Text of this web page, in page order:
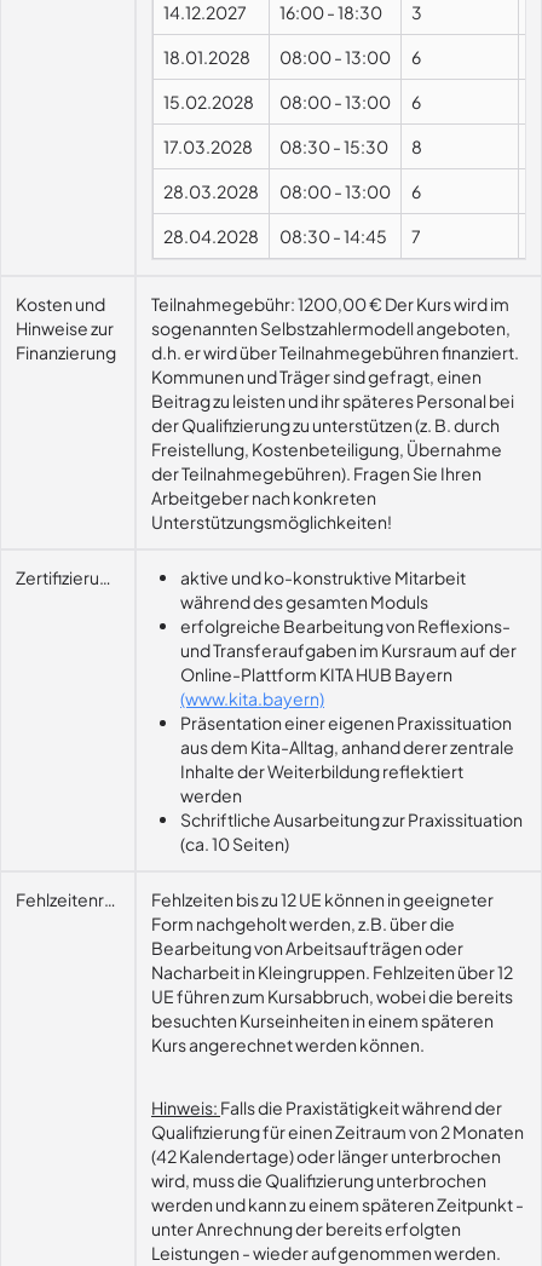
14.12.2027 16:00-18:30 3
18.01.2028 08:00-13:00 6
15.02.2028 08:00-13:00 6
17.03.2028 08:30-15:30 8
28.03.2028 08:00-13:00 6
28.04.2028 08:30-14:45 7
Kosten und
Hinweise zur
Finanzierung
Teilnahmegebühr: 1200,00 € Der Kurs wird im
sogenannten Selbstzahlermodell angeboten,
d.h. er wird über Teilnahmegebühren finanziert.
Kommunen und Träger sind gefragt, einen
Beitrag zu leisten und ihr späteres Personal bei
der Qualifizierung zu unterstützen (z. B. durch
Freistellung, Kostenbeteiligung, Übernahme
der Teilnahmegebühren). Fragen Sie Ihren
Arbeitgeber nach konkreten
Unterstützungsmöglichkeiten!
Zertifizierungsvoraussetzungaktive und ko-konstruktive Mitarbeit
während des gesamten Moduls
erfolgreiche Bearbeitung von Reflexions-
und Transferaufgaben im Kursraum auf der
Online-Plattform KITA HUB Bayern
(www.kita.bayern)
Präsentation einer eigenen Praxissituation
aus dem Kita-Alltag, anhand derer zentrale
Inhalte der Weiterbildung reflektiert
werden
Schriftliche Ausarbeitung zur Praxissituation
(ca. 10 Seiten)
FehlzeitenregelungFehlzeiten bis zu 12 UE können in geeigneter
Form nachgeholt werden, z.B. über die
Bearbeitung von Arbeitsaufträgen oder
Nacharbeit in Kleingruppen. Fehlzeiten über 12
UE führen zum Kursabbruch, wobei die bereits
besuchten Kurseinheiten in einem späteren
Kurs angerechnet werden können.
Hinweis: Falls die Praxistätigkeit während der
Qualifizierung für einen Zeitraum von 2 Monaten
(42 Kalendertage) oder länger unterbrochen
wird, muss die Qualifizierung unterbrochen
werden und kann zu einem späteren Zeitpunkt -
unter Anrechnung der bereits erfolgten
Leistungen - wieder aufgenommen werden.